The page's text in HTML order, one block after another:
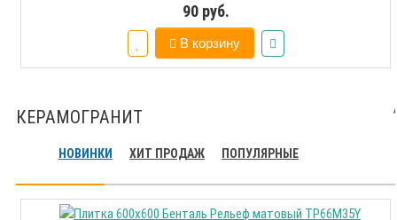
90 руб.
В корзину
КЕРАМОГРАНИТ
НОВИНКИ ХИТ ПРОДАЖ ПОПУЛЯРНЫЕ